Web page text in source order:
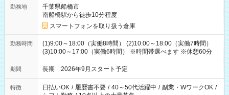
勤務地
千葉県船橋市
南船橋駅から徒歩10分程度
スマートフォンを取り扱う倉庫
勤務時間
(1)9:00～18:00（実働8時間） (2)10:00～18:00（実働7時間）
(3)10:00～17:00（実働6時間） ※時間帯選べます ※休憩60分
期間 長期 2026年9月スタート予定
特徴 日払いOK / 履歴書不要 / 40～50代活躍中 / 副業・WワークOK /